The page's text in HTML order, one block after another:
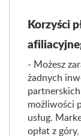
Korzyści
- Możesz
żadnych
możliwości
usług.
opłat z